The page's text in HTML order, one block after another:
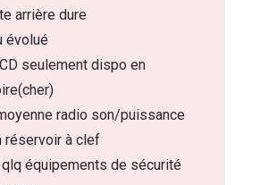
arrière dure
évolué
seulement dispo en
radio son/puissance
réservoir à clef
qlq équipements de sécurité